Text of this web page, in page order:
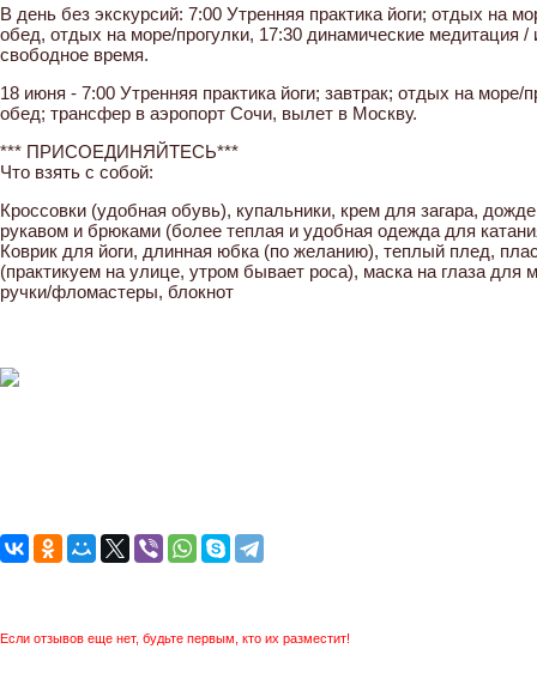
В день без экскурсий: 7:00 Утренняя практика йоги; отдых на
обед, отдых на море/прогулки, 17:30 динамические медитация /
свободное время.
18 июня - 7:00 Утренняя практика йоги; завтрак; отдых на море/
обед; трансфер в аэропорт Сочи, вылет в Москву.
*** ПРИСОЕДИНЯЙТЕСЬ***
Что взять с собой:
Кроссовки (удобная обувь), купальники, крем для загара,
рукавом и брюками (более теплая и удобная одежда для
Коврик для йоги, длинная юбка (по желанию), теплый плед,
(практикуем на улице, утром бывает роса), маска на глаза
ручки/фломастеры, блокнот
Если отзывов еще нет, будьте первым, кто их разместит!